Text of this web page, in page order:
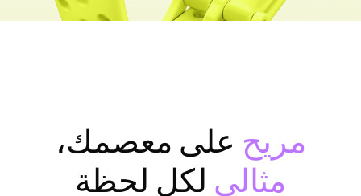
مريح على معصمك،
مثالي لكل لحظة